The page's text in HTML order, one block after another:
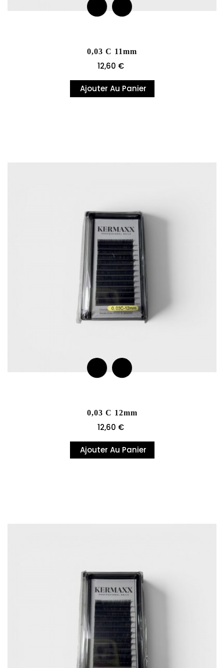
0,03 C 11mm
Prix
12,60 €
Ajouter Au Panier
0,03 C 12mm
Prix
12,60 €
Ajouter Au Panier